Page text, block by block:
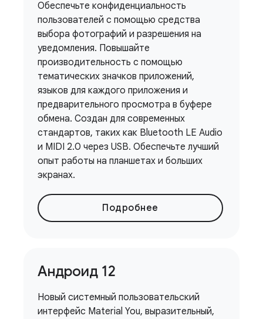
Обеспечьте конфиденциальность
пользователей с помощью средства
выбора фотографий и разрешения на
уведомления. Повышайте
производительность с помощью
тематических значков приложений,
языков для каждого приложения и
предварительного просмотра в буфере
обмена. Создан для современных
стандартов, таких как Bluetooth LE Audio
и MIDI 2.0 через USB. Обеспечьте лучший
опыт работы на планшетах и ​​больших
экранах.
Подробнее
Андроид 12
Новый системный пользовательский
интерфейс Material You, выразительный,